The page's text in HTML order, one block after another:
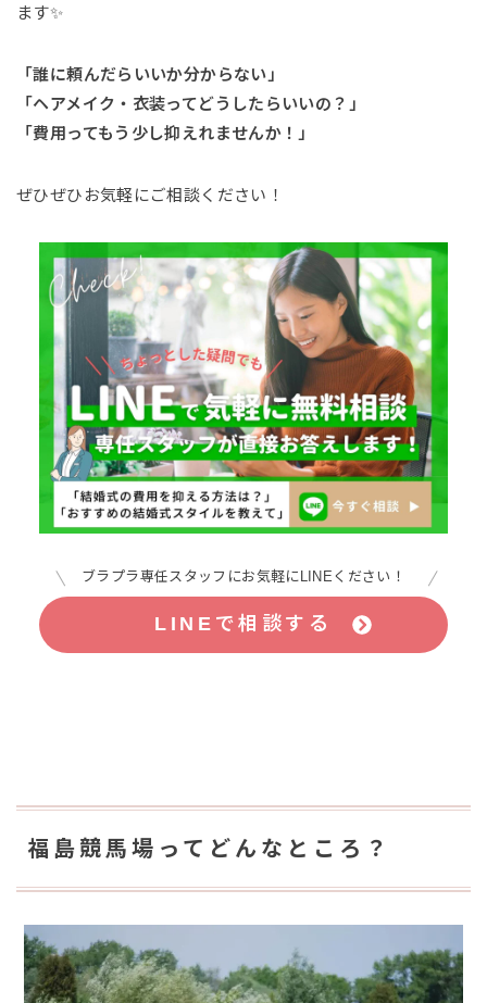
ます✨
「誰に頼んだらいいか分からない」
「ヘアメイク・衣装ってどうしたらいいの？」
「費用ってもう少し抑えれませんか！」
ぜひぜひお気軽にご相談ください！
ブラプラ専任スタッフにお気軽にLINEください！
LINEで相談する
福島競馬場ってどんなところ？